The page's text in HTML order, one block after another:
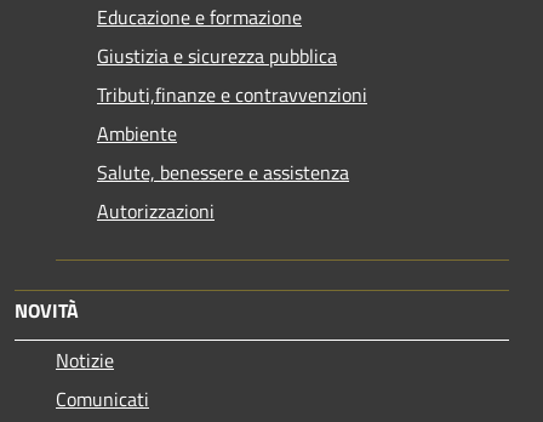
Educazione e formazione
Giustizia e sicurezza pubblica
Tributi,finanze e contravvenzioni
Ambiente
Salute, benessere e assistenza
Autorizzazioni
NOVITÀ
Notizie
Comunicati